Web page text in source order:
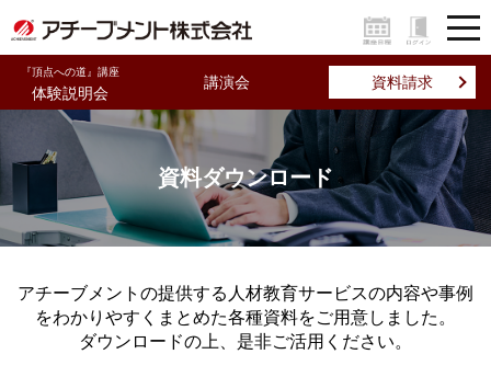
『頂点への道』講座
体験説明会
講演会 資料請求
資料ダウンロード
アチーブメントの提供する人材教育サービスの内容や事例
をわかりやすくまとめた各種資料をご用意しました。
ダウンロードの上、是非ご活用ください。